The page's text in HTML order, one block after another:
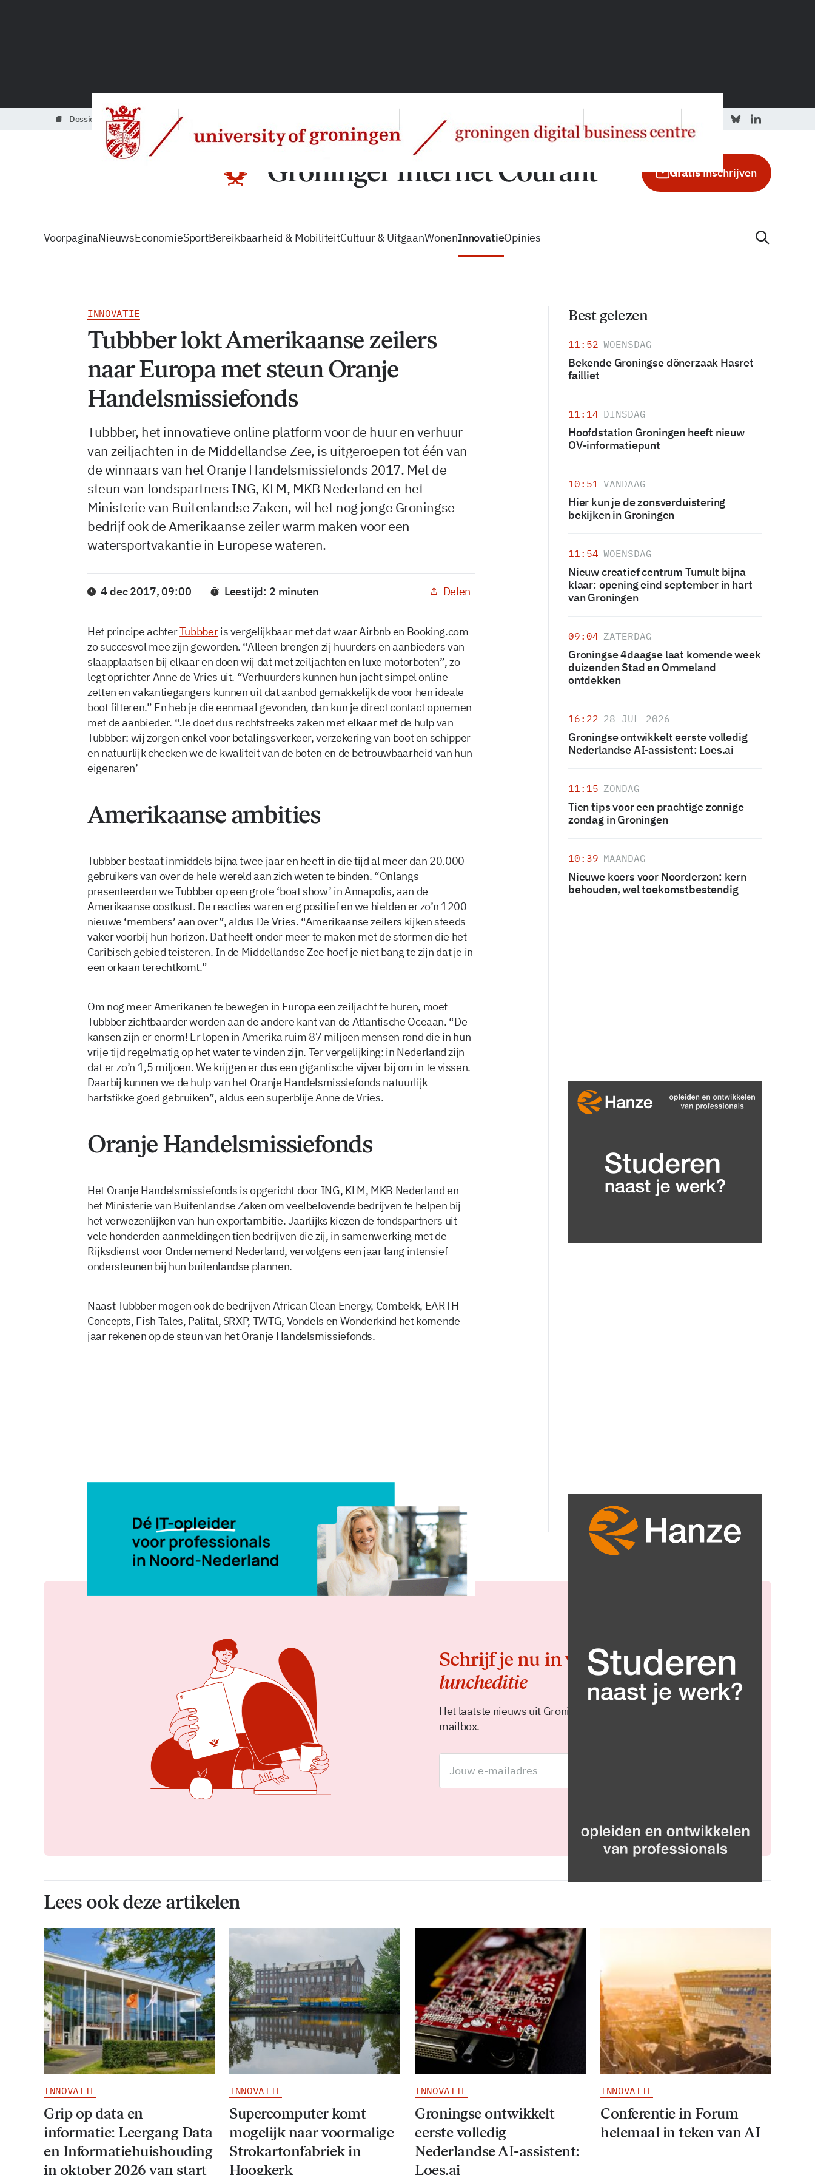
dossiers
Gratisinschrijven
VoorpaginaNieuwsEconomieSportBereikbaarheid & MobiliteitCultuur & UitgaanWonenInnovatieOpinies
INNOVATIE
Tubbber lokt Amerikaanse zeilers
naar Europa met steun Oranje
Handelsmissiefonds
Tubbber, het innovatieve online platform voor de huur en verhuur
van zeiljachten in de Middellandse Zee, is uitgeroepen tot één van
de winnaars van het Oranje Handelsmissiefonds 2017. Met de
steun van fondspartners ING, KLM, MKB Nederland en het
Ministerie van Buitenlandse Zaken, wil het nog jonge Groningse
bedrijf ook de Amerikaanse zeiler warm maken voor een
watersportvakantie in Europese wateren.
4 dec 2017, 09:00 Leestijd: 2 minuten Delen
Het principe achterTubbberis vergelijkbaar met dat waar Airbnb en Booking.com
zo succesvol mee zijn geworden. “Alleen brengen zij huurders en aanbieders van
slaapplaatsen bij elkaar en doen wij dat met zeiljachten en luxe motorboten”, zo
legt oprichter Anne de Vries uit. “Verhuurders kunnen hun jacht simpel online
zetten en vakantiegangers kunnen uit dat aanbod gemakkelijk de voor hen ideale
boot filteren.” En heb je die eenmaal gevonden, dan kun je direct contact opnemen
met de aanbieder. “Je doet dus rechtstreeks zaken met elkaar met de hulp van
Tubbber: wij zorgen enkel voor betalingsverkeer, verzekering van boot en schipper
en natuurlijk checken we de kwaliteit van de boten en de betrouwbaarheid van hun
eigenaren’
Amerikaanse ambities
Tubbber bestaat inmiddels bijna twee jaar en heeft in die tijd al meer dan 20.000
gebruikers van over de hele wereld aan zich weten te binden. “Onlangs
presenteerden we Tubbber op een grote ‘boat show’ in Annapolis, aan de
Amerikaanse oostkust. De reacties waren erg positief en we hielden er zo’n 1200
nieuwe ‘members’ aan over”, aldus De Vries. “Amerikaanse zeilers kijken steeds
vaker voorbij hun horizon. Dat heeft onder meer te maken met de stormen die het
Caribisch gebied teisteren. In de Middellandse Zee hoef je niet bang te zijn dat je in
een orkaan terechtkomt.”
Om nog meer Amerikanen te bewegen in Europa een zeiljacht te huren, moet
Tubbber zichtbaarder worden aan de andere kant van de Atlantische Oceaan. “De
kansen zijn er enorm! Er lopen in Amerika ruim 87 miljoen mensen rond die in hun
vrije tijd regelmatig op het water te vinden zijn. Ter vergelijking: in Nederland zijn
dat er zo’n 1,5 miljoen. We krijgen er dus een gigantische vijver bij om in te vissen.
Daarbij kunnen we de hulp van het Oranje Handelsmissiefonds natuurlijk
hartstikke goed gebruiken”, aldus een superblije Anne de Vries.
Oranje Handelsmissiefonds
Het Oranje Handelsmissiefonds is opgericht door ING, KLM, MKB Nederland en
het Ministerie van Buitenlandse Zaken om veelbelovende bedrijven te helpen bij
het verwezenlijken van hun exportambitie. Jaarlijks kiezen de fondspartners uit
vele honderden aanmeldingen tien bedrijven die zij, in samenwerking met de
Rijksdienst voor Ondernemend Nederland, vervolgens een jaar lang intensief
ondersteunen bij hun buitenlandse plannen.
Naast Tubbber mogen ook de bedrijven African Clean Energy, Combekk, EARTH
Concepts, Fish Tales, Palital, SRXP, TWTG, Vondels en Wonderkind het komende
jaar rekenen op de steun van het Oranje Handelsmissiefonds.
4 dec 2017, 09:00 Delen
Best gelezen
11:52 WOENSDAG
Bekende Groningse dönerzaak Hasret
failliet
11:14 DINSDAG
Hoofdstation Groningen heeft nieuw
OV-informatiepunt
10:51 VANDAAG
Hier kun je de zonsverduistering
bekijken in Groningen
11:54 WOENSDAG
Nieuw creatief centrum Tumult bijna
klaar: opening eind september in hart
van Groningen
09:04 ZATERDAG
Groningse 4daagse laat komende week
duizenden Stad en Ommeland
ontdekken
16:22 28 JUL 2026
Groningse ontwikkelt eerste volledig
Nederlandse AI-assistent: Loes.ai
11:15 ZONDAG
Tien tips voor een prachtige zonnige
zondag in Groningen
10:39 MAANDAG
Nieuwe koers voor Noorderzon: kern
behouden, wel toekomstbestendig
Schrijf je nu in voor de
luncheditie
Het laatste nieuws uit Groningen elke middag in je
mailbox.
Lees ook deze artikelen
INNOVATIE
Grip op data en
informatie: Leergang Data
en Informatiehuishouding
in oktober 2026 van start
INNOVATIE
Supercomputer komt
mogelijk naar voormalige
Strokartonfabriek in
Hoogkerk
INNOVATIE
Groningse ontwikkelt
eerste volledig
Nederlandse AI-assistent:
Loes.ai
INNOVATIE
Conferentie in Forum
helemaal in teken van AI